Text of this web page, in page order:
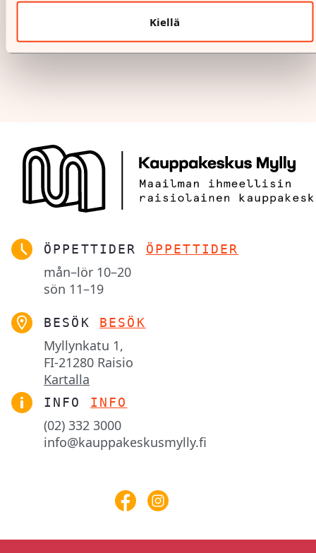
Kiellä
ÖPPETTIDER ÖPPETTIDER
mån–lör 10–20
sön 11–19
BESÖK BESÖK
Myllynkatu 1,
FI-21280 Raisio
Kartalla
INFO INFO
(02) 332 3000
info@kauppakeskusmylly.fi